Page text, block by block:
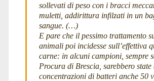
sollevati di peso con i bracci
muletti, addirittura infilzati in un
sangue. (…)
E pare che il pessimo trattamento
animali poi incidesse sull’effettiva
carne: in alcuni campioni, sempre
Procura di Brescia, sarebbero state
concentrazioni di batteri anche 50